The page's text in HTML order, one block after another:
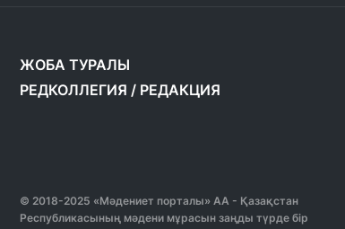
ЖОБА ТУРАЛЫ
РЕДКОЛЛЕГИЯ / РЕДАКЦИЯ
© 2018-2025 «Мәдениет порталы» АА - Қазақстан
Республикасының мәдени мұрасын заңды түрде бір